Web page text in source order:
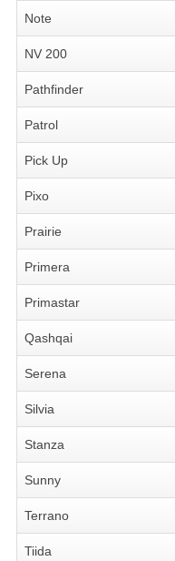
Note
NV 200
Pathfinder
Patrol
Pick Up
Pixo
Prairie
Primera
Primastar
Qashqai
Serena
Silvia
Stanza
Sunny
Terrano
Tiida